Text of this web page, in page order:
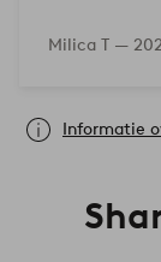
Milica T —
Informatie